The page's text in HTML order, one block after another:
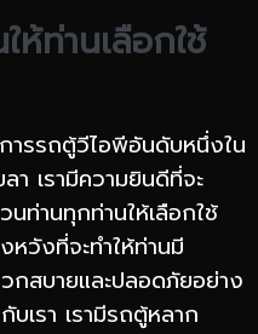
ห้ท่านเลือกใช้
ารรถตู้วีไอพีอันดับหนึ่งใน
า เรามีความยินดีที่จะ
นท่านทุกท่านให้เลือกใช้
หวังที่จะทำให้ท่านมี
กสบายและปลอดภัยอย่าง
เรา เรามีรถตู้หลาก